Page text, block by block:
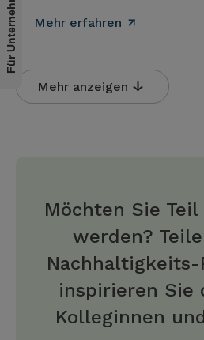
Mehr erfahren
Mehr anzeigen
Möchten Sie Teil
werden?
inspirieren Sie
Kolleginnen
Für Unternehmen